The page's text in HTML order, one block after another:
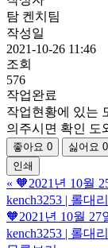
탐 켄치팀
작성일
2021-10-26 11:46
조회
576
작업완료
작업현황에 있는
의주시면 확인 도
좋아요 0 싫어요 0
인쇄
« 🧡2021년 10월
kench3253 | 롤대
🧡2021년 10월
kench3253 | 롤대